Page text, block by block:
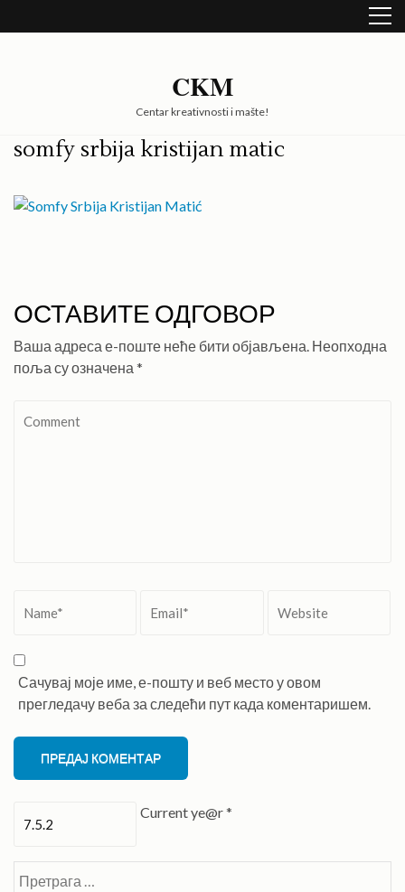
to
CKM
Centar kreativnosti i mašte!
somfy srbija kristijan matic
ОСТАВИТЕ ОДГОВОР
Ваша адреса е-поште неће бити објављена. Неопходна
поља су означена *
Сачувај моје име, е-пошту и веб место у овом
прегледачу веба за следећи пут када коментаришем.
Current ye@r*